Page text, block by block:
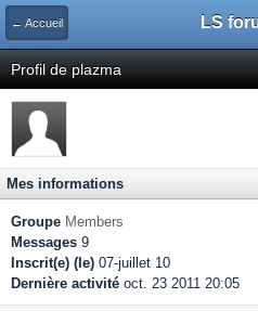
← Accueil LS
Profil de plazma
Mes informations
Groupe Members
Messages 9
Inscrit(e) (le) 07-juillet 10
Dernière activité oct. 23 2011 20:05